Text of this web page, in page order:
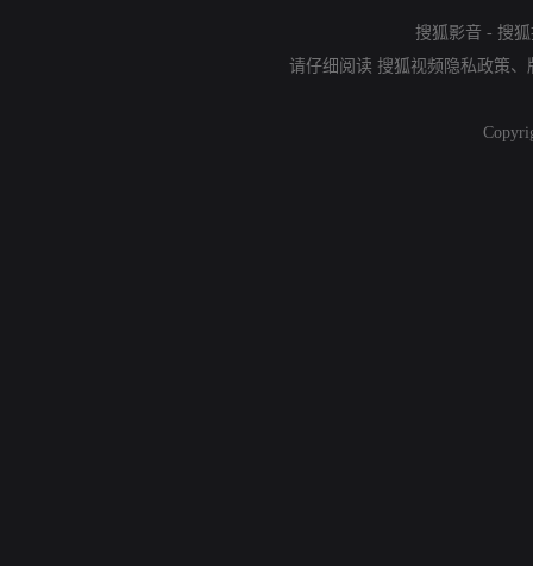
搜狐影音 - 搜
请仔细阅读 搜狐视频隐私政策、